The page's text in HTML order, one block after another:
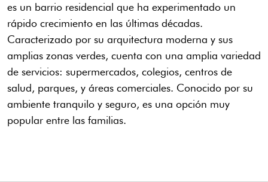
es un barrio residencial que ha experimentado un
rápido crecimiento en las últimas décadas.
Caracterizado por su arquitectura moderna y sus
amplias zonas verdes, cuenta con una amplia variedad
de servicios: supermercados, colegios, centros de
salud, parques, y áreas comerciales. Conocido por su
ambiente tranquilo y seguro, es una opción muy
popular entre las familias.